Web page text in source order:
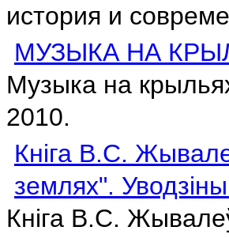
история и
МУЗЫКА НА
Музыка на
2010.
Кніга В.С.
землях".
Кніга В.С.